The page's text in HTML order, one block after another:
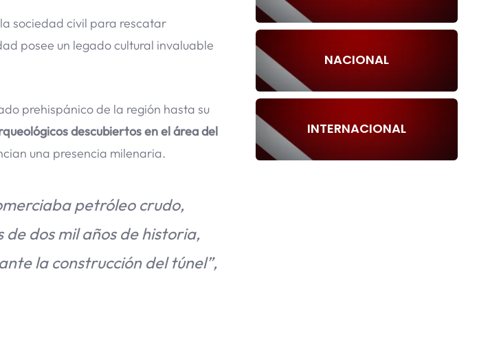
sociedad civil para rescatar
posee un legado cultural invaluable
prehispánico de la región hasta su
descubiertos en el área del
una presencia milenaria.
petróleo crudo,
dos mil años de historia,
la construcción del túnel”,
NACIONAL
INTERNACIONAL